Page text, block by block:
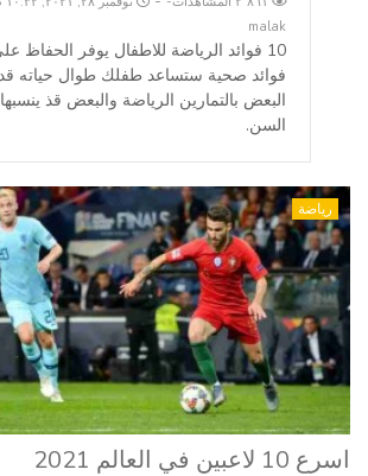
malak
10 فوائد الرياضة للاطفال يوفر الحفاظ
فوائد صحية ستساعد طفلك طوال حياته
البعض بالتمارين الرياضة والبعض قذ ينسبها
السن.
رياضة
اسرع 10 لاعبين في العالم 2021